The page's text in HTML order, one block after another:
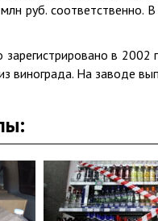
руб. соответственно.
в
винограда. На заводе